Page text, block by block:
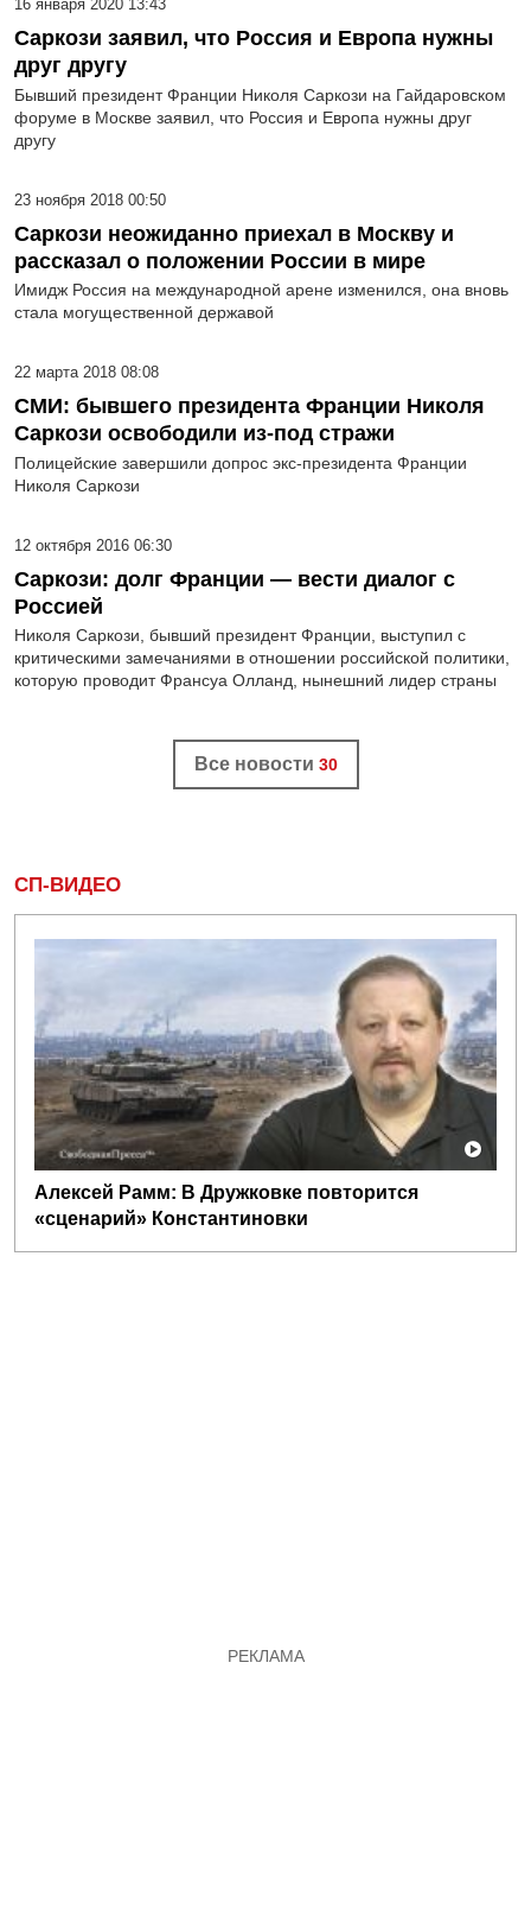
16 января 2020 13:43
Саркози заявил, что Россия и Европа нужны
друг другу
Бывший президент Франции Николя Саркози на Гайдаровском
форуме в Москве заявил, что Россия и Европа нужны друг
другу
23 ноября 2018 00:50
Саркози неожиданно приехал в Москву и
рассказал о положении России в мире
Имидж Россия на международной арене изменился, она вновь
стала могущественной державой
22 марта 2018 08:08
СМИ: бывшего президента Франции Николя
Саркози освободили из-под стражи
Полицейские завершили допрос экс-президента Франции
Николя Саркози
12 октября 2016 06:30
Саркози: долг Франции — вести диалог с
Россией
Николя Саркози, бывший президент Франции, выступил с
критическими замечаниями в отношении российской политики,
которую проводит Франсуа Олланд, нынешний лидер страны
Все новости 30
СП-ВИДЕО
Алексей Рамм: В Дружковке повторится
«сценарий» Константиновки